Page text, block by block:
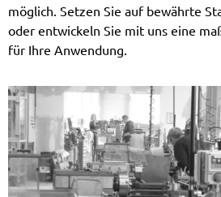
möglich. Setzen Sie auf bewährte
oder entwickeln Sie mit uns eine
für Ihre Anwendung.